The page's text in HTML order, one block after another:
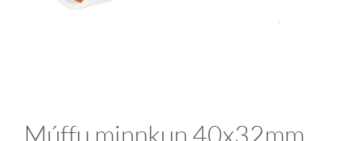
Múffu minnkun 40x32mm